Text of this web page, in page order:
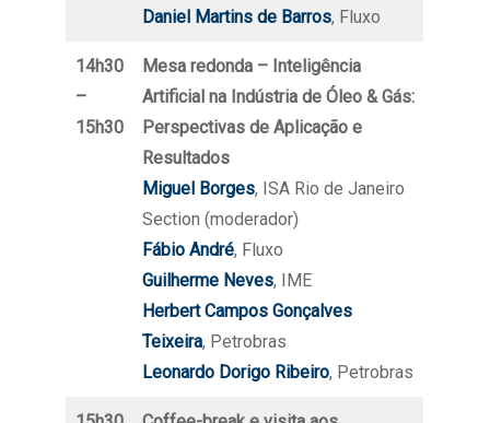
Daniel Martins de Barros, Fluxo
14h30
–
15h30
Mesa redonda – Inteligência
Artificial na Indústria de Óleo & Gás:
Perspectivas de Aplicação e
Resultados
Miguel Borges, ISA Rio de Janeiro
Section (moderador)
Fábio André, Fluxo
Guilherme Neves, IME
Herbert Campos Gonçalves
Teixeira, Petrobras
Leonardo Dorigo Ribeiro, Petrobras